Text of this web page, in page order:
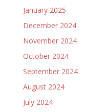
January 2025
December 2024
November 2024
October 2024
September 2024
August 2024
July 2024